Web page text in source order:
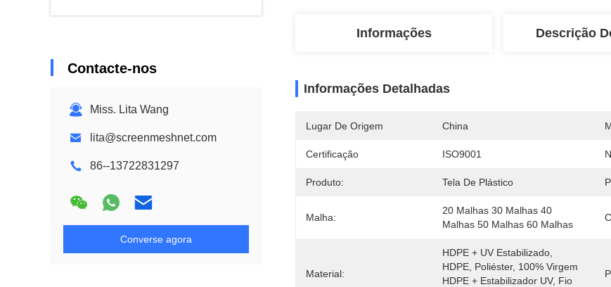
Contacte-nos
Miss. Lita Wang
lita@screenmeshnet.com
86--13722831297
Converse agora
Informações Descrição
Informações Detalhadas
Lugar De Origem China
Certificação ISO9001
Produto: Tela De Plástico
Malha:
20 Malhas 30 Malhas 40
Malhas 50 Malhas 60 Malhas
Material:
HDPE + UV Estabilizado,
HDPE, Poliéster, 100% Virgem
HDPE + Estabilizador UV, Fio